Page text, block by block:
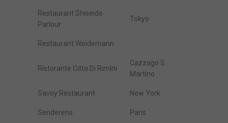
Restaurant Shiseido
Parlour
Tokyo
Restaurant Weidemann
Ristorante Citta Di Rimini
Cazzago S.
Martino
Savoy Restaurant New York
Senderens Paris